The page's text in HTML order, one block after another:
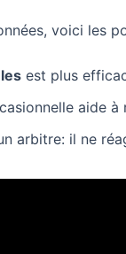
voici les
est plus
aide
arbitre: il ne